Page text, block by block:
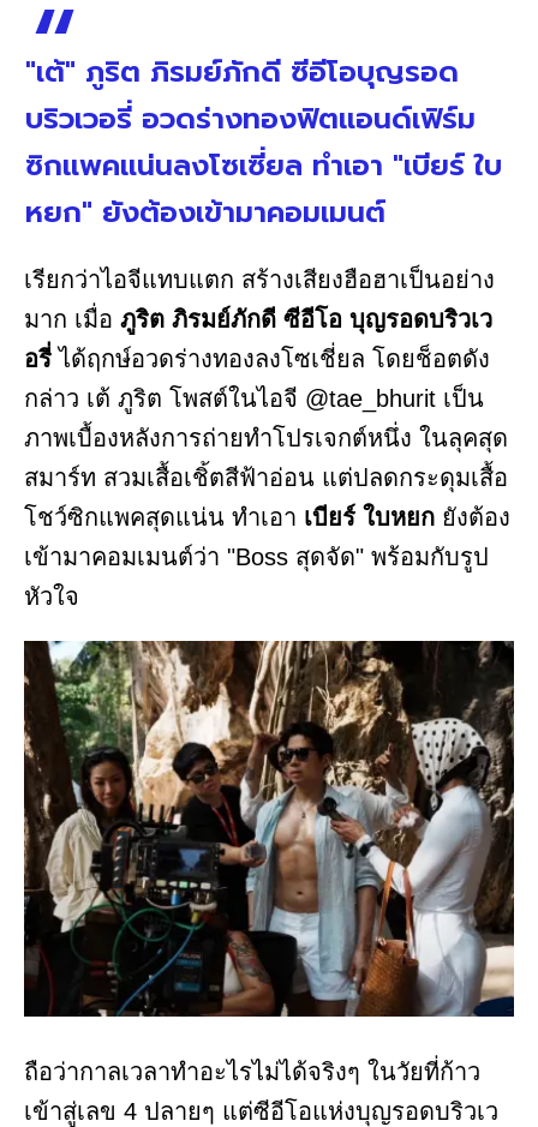
"เต้" ภูริต ภิรมย์ภักดี ซีอีโอบุญรอด
บริวเวอรี่ อวดร่างทองฟิตแอนด์เฟิร์ม
ซิกแพคแน่นลงโซเซี่ยล ทำเอา "เบียร์ ใบ
หยก" ยังต้องเข้ามาคอมเมนต์
เรียกว่าไอจีแทบแตก สร้างเสียงฮือฮาเป็นอย่าง
มาก เมื่อ ภูริต ภิรมย์ภักดี ซีอีโอ บุญรอดบริวเว
อรี่ ได้ฤกษ์อวดร่างทองลงโซเชี่ยล โดยช็อตดัง
กล่าว เต้ ภูริต โพสต์ในไอจี @tae_bhurit เป็น
ภาพเบื้องหลังการถ่ายทำโปรเจกต์หนึ่ง ในลุคสุด
สมาร์ท สวมเสื้อเชิ้ตสีฟ้าอ่อน แต่ปลดกระดุมเสื้อ
โชว์ซิกแพคสุดแน่น ทำเอา เบียร์ ใบหยก ยังต้อง
เข้ามาคอมเมนต์ว่า "Boss สุดจัด" พร้อมกับรูป
หัวใจ
ถือว่ากาลเวลาทำอะไรไม่ได้จริงๆ ในวัยที่ก้าว
เข้าสู่เลข 4 ปลายๆ แต่ซีอีโอแห่งบุญรอดบริวเว